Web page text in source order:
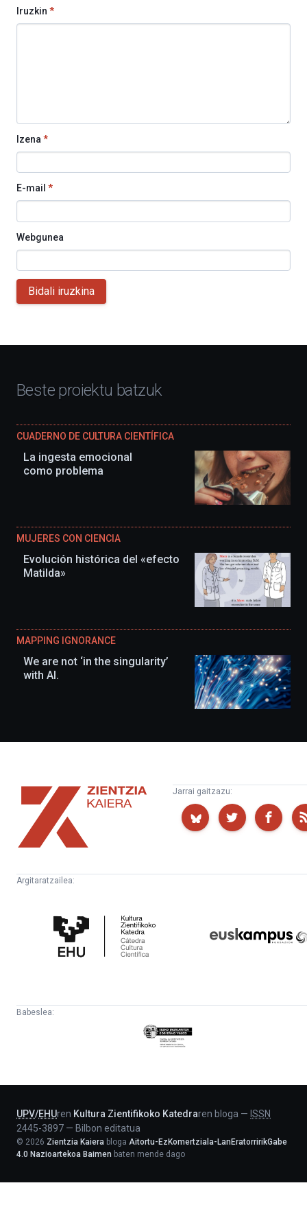
Iruzkin *
Izena *
E-mail *
Webgunea
Bidali iruzkina
Beste proiektu batzuk
CUADERNO DE CULTURA CIENTÍFICA
La ingesta emocional
como problema
MUJERES CON CIENCIA
Evolución histórica del «efecto
Matilda»
MAPPING IGNORANCE
We are not ‘in the singularity’
with AI.
Zientzia
Kaiera
Jarrai gaitzazu:
Argitaratzailea:
Zientifikoko
Katedra
Babeslea:
Eusko
Jaurlaritza
UPV/EHUren Kultura Zientifikoko Katedraren bloga — ISSN
2445-3897 — Bilbon editatua
© 2026 Zientzia Kaiera bloga Aitortu-EzKomertziala-LanEratorririkGabe
4.0 Nazioartekoa Baimen baten mende dago